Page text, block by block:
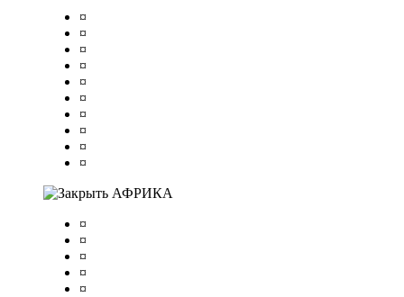
¤
¤
¤
¤
¤
¤
¤
¤
¤
¤
АФРИКА
¤
¤
¤
¤
¤